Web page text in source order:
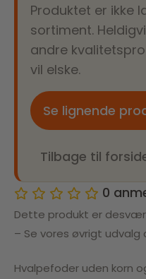
Produktet er ikke
sortiment.
andre
vil elske.
Se lignende
Tilbage til
0
Dette produkt er
– Se vores øvrigt udvalg
Hvalpefoder uden korn